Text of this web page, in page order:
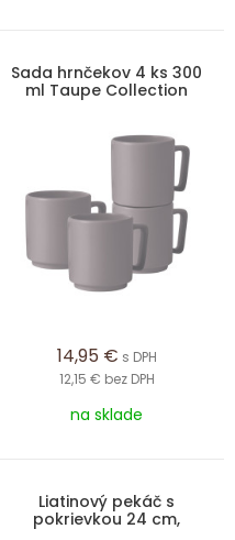
Sada hrnčekov 4 ks 300
ml Taupe Collection
14,95 € s DPH
12,15 € bez DPH
na sklade
Liatinový pekáč s
pokrievkou 24 cm,